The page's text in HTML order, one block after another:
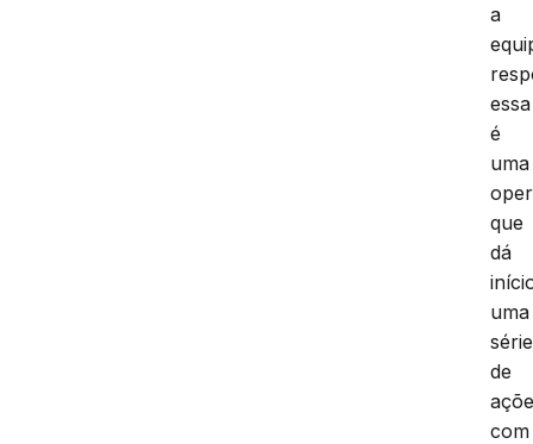
a
essa
é
uma
que
dá
uma
série
de
com